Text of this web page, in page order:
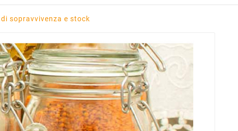
di sopravvivenza e stock